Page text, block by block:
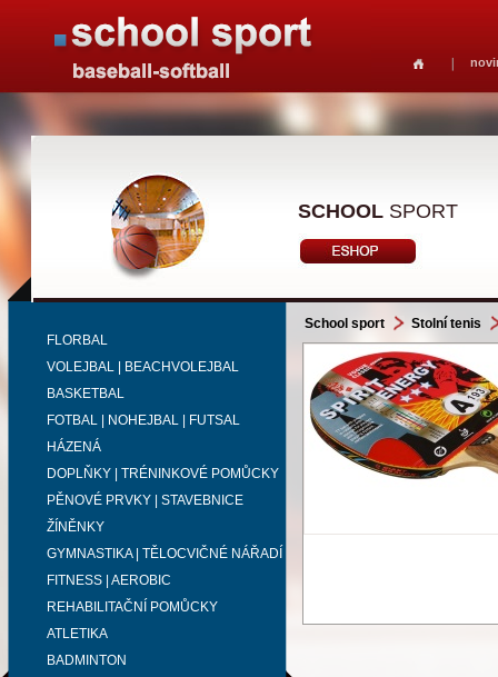
SCHOOL SPORT
FLORBAL
VOLEJBAL | BEACHVOLEJBAL
BASKETBAL
FOTBAL | NOHEJBAL | FUTSAL
HÁZENÁ
DOPLŇKY | TRÉNINKOVÉ POMŮCKY
PĚNOVÉ PRVKY | STAVEBNICE
ŽÍNĚNKY
GYMNASTIKA | TĚLOCVIČNÉ NÁŘADÍ
FITNESS | AEROBIC
REHABILITAČNÍ POMŮCKY
ATLETIKA
BADMINTON
School sport Stolní tenis